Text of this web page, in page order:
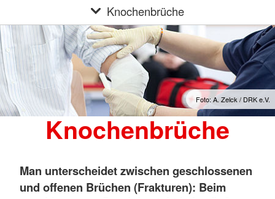
Knochenbrüche
Foto: A. Zelck / DRK e.V.
Knochenbrüche
Man unterscheidet zwischen geschlossenen
und offenen Brüchen (Frakturen): Beim